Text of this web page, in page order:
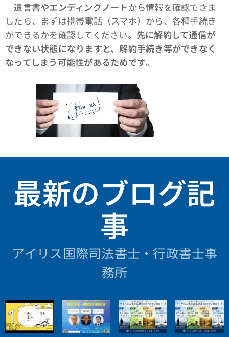
遺言書やエンディングノートから情報を確認できま
したら、まずは携帯電話（スマホ）から、各種手続き
ができるかを確認してください。 先に解約して通信が
できない状態になりますと、解約手続き等ができなく
なってしまう可能性があるためです。
最新のブログ記
事
アイリス国際司法書士・行政書士事
務所